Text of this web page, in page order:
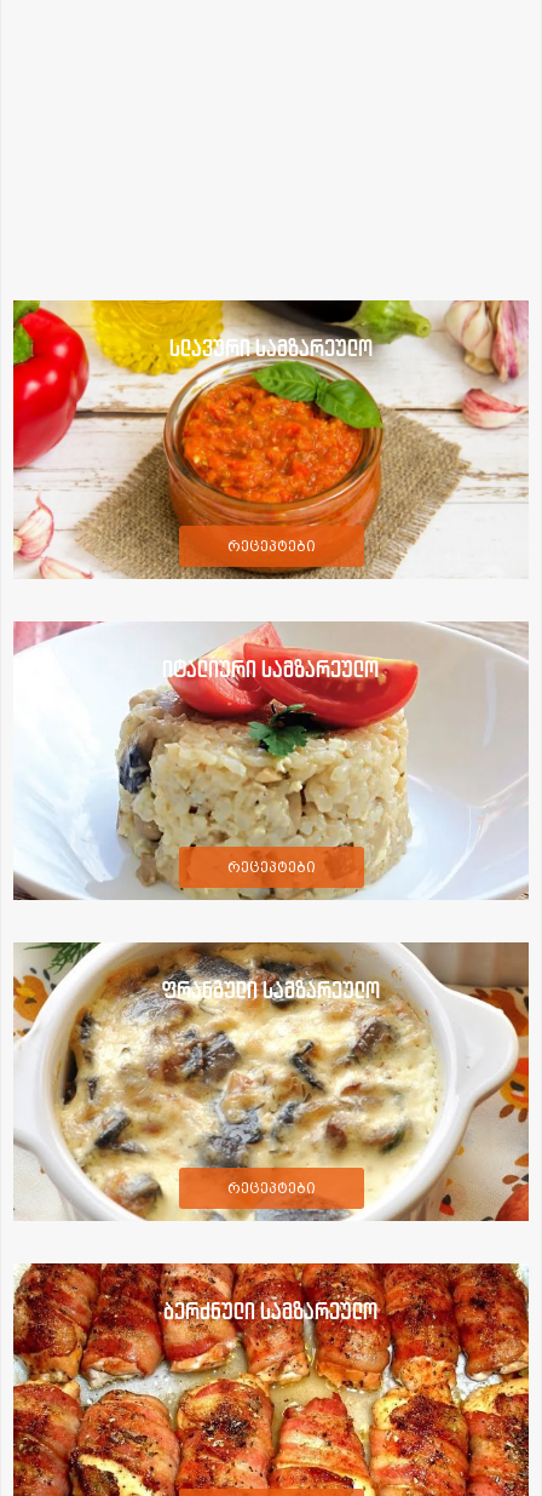
სლავური სამზარეულო
რეცეპტები
იტალიური სამზარეულო
რეცეპტები
ფრანგული სამზარეულო
რეცეპტები
ბერძნული სამზარეულო